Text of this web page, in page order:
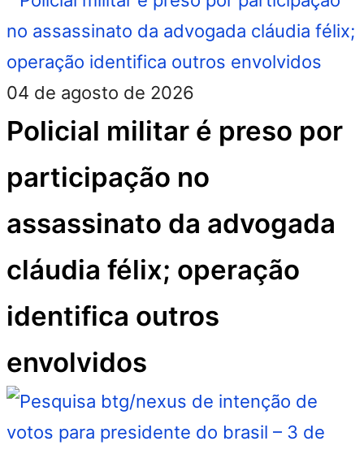
04 de agosto de 2026
Policial militar é preso por
participação no
assassinato da advogada
cláudia félix; operação
identifica outros
envolvidos